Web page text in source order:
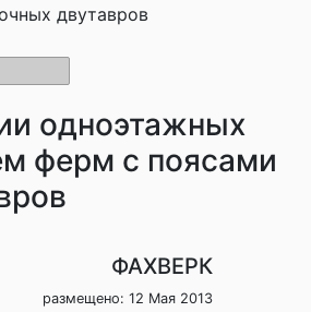
двутавров
одноэтажных
ферм с поясами
ФАХВЕРК
размещено: 12 Мая 2013